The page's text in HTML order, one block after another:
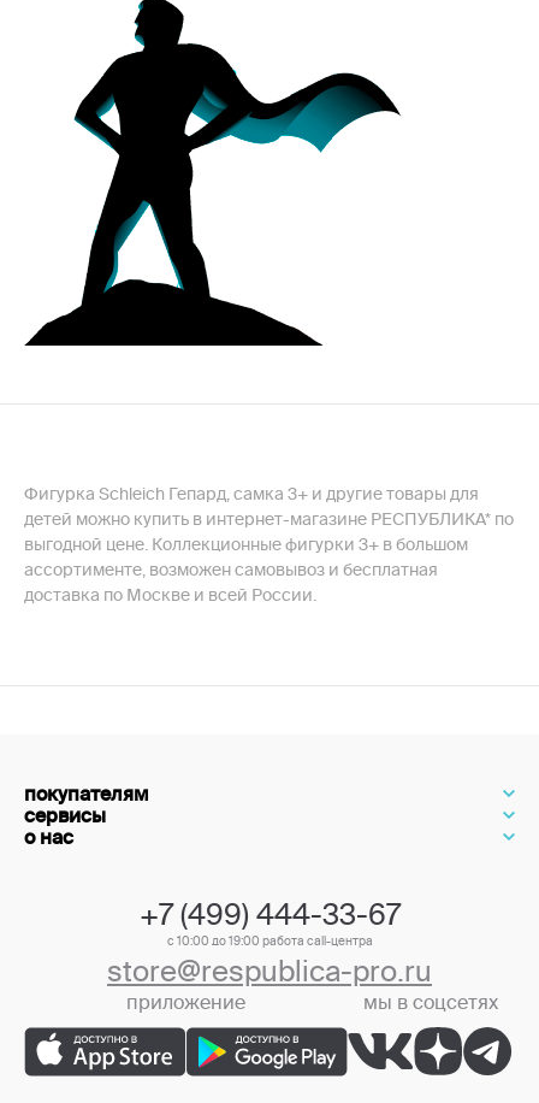
Фигурка Schleich Гепард, самка 3+ и другие товары для
детей можно купить в интернет-магазине РЕСПУБЛИКА* по
выгодной цене. Коллекционные фигурки 3+ в большом
ассортименте, возможен самовывоз и бесплатная
доставка по Москве и всей России.
покупателям
сервисы
о нас
+7 (499) 444-33-67
с 10:00 до 19:00 работа call-центра
store@respublica-pro.ru
приложение мы в соцсетях